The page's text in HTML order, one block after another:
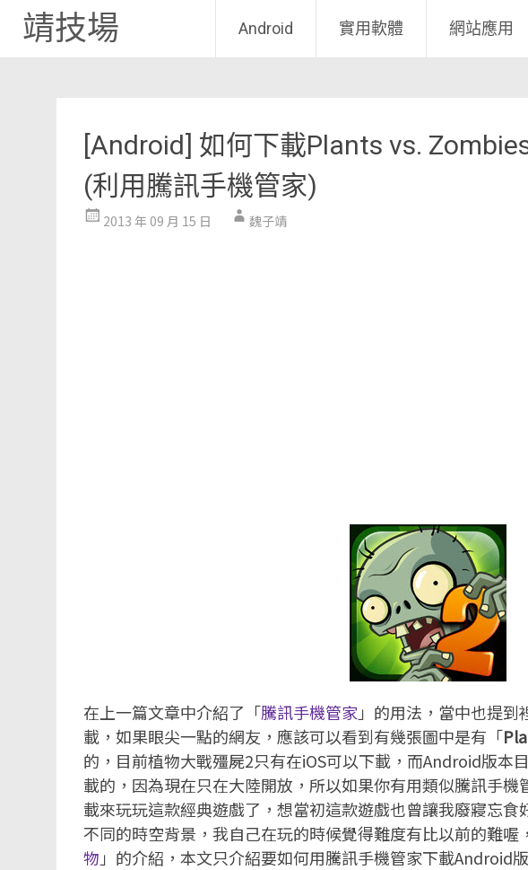
靖技場 Android 實用軟體 網站應用
[Android] 如何下載Plants vs.
(利用騰訊手機管家)
2013 年 09 月 15 日 魏子靖
在上一篇文章中介紹了「騰訊手機管家 」的用法，當中也提
載，如果眼尖一點的網友，應該可以看到有幾張圖中是有「
的，目前植物大戰殭屍2只有在iOS可以下載，而Android版本
載的，因為現在只在大陸開放，所以如果你有用類似騰訊手
載來玩玩這款經典遊戲了，想當初這款遊戲也曾讓我廢寢忘食
不同的時空背景，我自己在玩的時候覺得難度有比以前的難喔
物 」的介紹，本文只介紹要如何用騰訊手機管家下載Android